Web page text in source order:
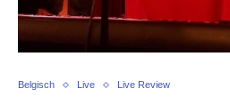
Belgisch Live Live Review